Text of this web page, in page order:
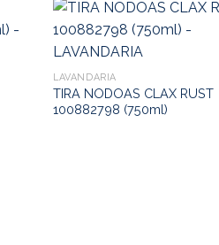
LAVANDARIA
TIRA NODOAS CLAX RUST
100882798 (750ml)